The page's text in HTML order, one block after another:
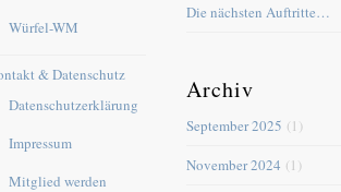
Würfel-WM
& Datenschutz
Datenschutzerklärung
Impressum
Mitglied werden
Die nächsten Auftritte…
Archiv
September 2025 (1)
November 2024 (1)